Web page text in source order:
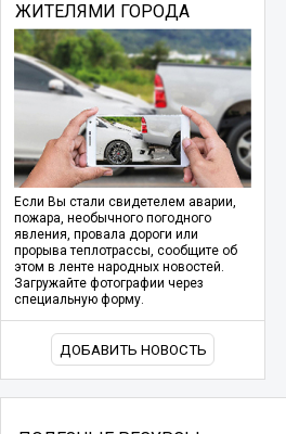
ЖИТЕЛЯМИ ГОРОДА
Если Вы стали свидетелем аварии,
пожара, необычного погодного
явления, провала дороги или
прорыва теплотрассы, сообщите об
этом в ленте народных новостей.
Загружайте фотографии через
специальную форму.
ДОБАВИТЬ НОВОСТЬ